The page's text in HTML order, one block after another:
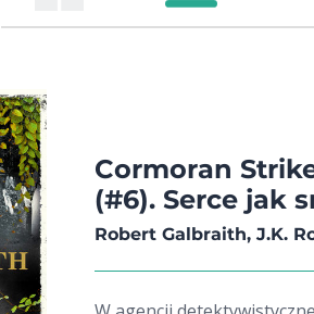
Cormoran
(#6). Serce jak
Robert Galbraith, J.K.